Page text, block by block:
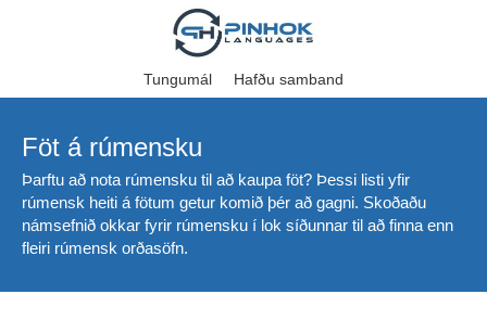
Tungumál Hafðu samband
Föt á rúmensku
Þarftu að nota rúmensku til að kaupa föt? Þessi listi yfir
rúmensk heiti á fötum getur komið þér að gagni. Skoðaðu
námsefnið okkar fyrir rúmensku í lok síðunnar til að finna enn
fleiri rúmensk orðasöfn.